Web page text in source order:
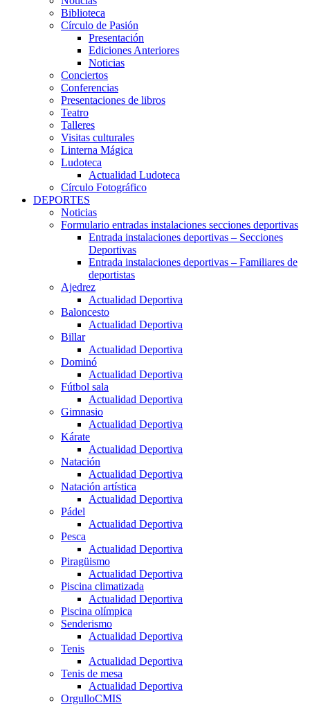
Biblioteca
Círculo de Pasión
Presentación
Ediciones Anteriores
Noticias
Conciertos
Conferencias
Presentaciones de libros
Teatro
Talleres
Visitas culturales
Linterna Mágica
Ludoteca
Actualidad Ludoteca
Círculo Fotográfico
DEPORTES
Noticias
Formulario entradas instalaciones secciones deportivas
Entrada instalaciones deportivas – Secciones
Deportivas
Entrada instalaciones deportivas – Familiares de
deportistas
Ajedrez
Actualidad Deportiva
Baloncesto
Actualidad Deportiva
Billar
Actualidad Deportiva
Dominó
Actualidad Deportiva
Fútbol sala
Actualidad Deportiva
Gimnasio
Actualidad Deportiva
Kárate
Actualidad Deportiva
Natación
Actualidad Deportiva
Natación artística
Actualidad Deportiva
Pádel
Actualidad Deportiva
Pesca
Actualidad Deportiva
Piragüismo
Actualidad Deportiva
Piscina climatizada
Actualidad Deportiva
Piscina olímpica
Senderismo
Actualidad Deportiva
Tenis
Actualidad Deportiva
Tenis de mesa
Actualidad Deportiva
OrgulloCMIS